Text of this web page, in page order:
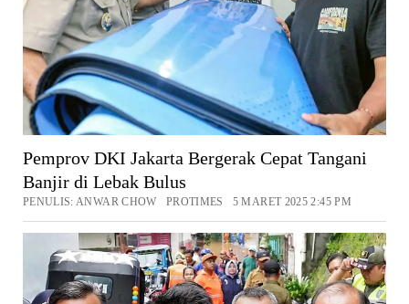
Pemprov DKI Jakarta Bergerak Cepat Tangani
Banjir di Lebak Bulus
PENULIS: ANWAR CHOW PROTIMES 5 MARET 2025 2:45 PM